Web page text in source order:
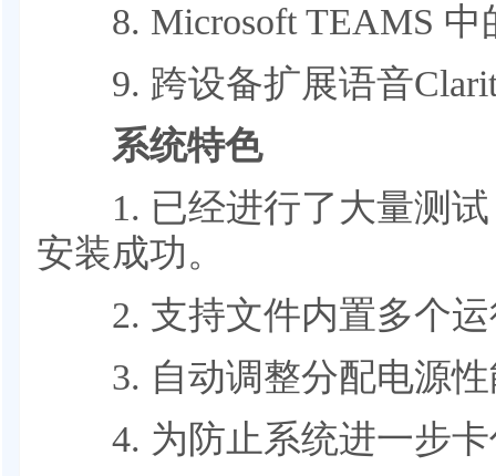
8. Microsoft TEAMS 中
9. 跨设备扩展语音
系统特色
1. 已经进行了大量测试
安装成功。
2. 支持文件内置多个运
3. 自动调整分配电源性
4. 为防止系统进一步卡